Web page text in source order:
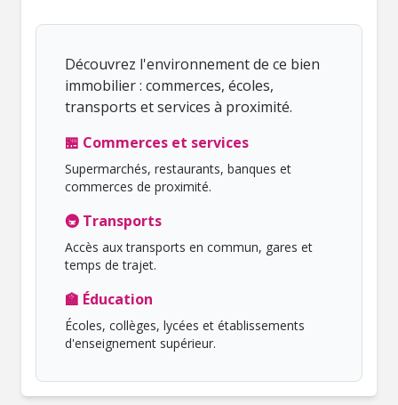
Découvrez l'environnement de ce bien
immobilier : commerces, écoles,
transports et services à proximité.
🏪 Commerces et services
Supermarchés, restaurants, banques et
commerces de proximité.
🚇 Transports
Accès aux transports en commun, gares et
temps de trajet.
🏫 Éducation
Écoles, collèges, lycées et établissements
d'enseignement supérieur.